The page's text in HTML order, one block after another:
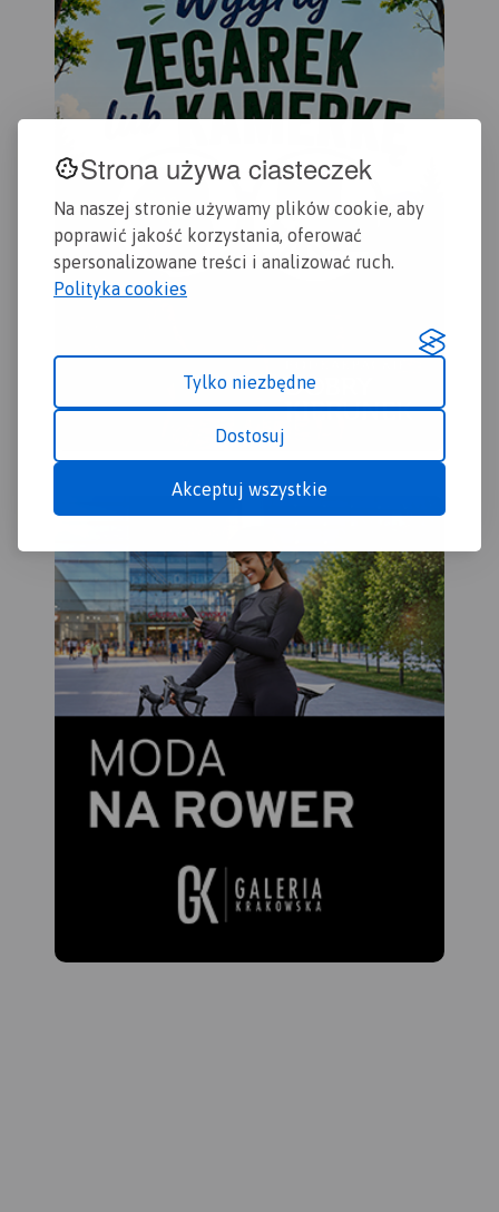
Strona używa ciasteczek
Na naszej stronie używamy plików cookie, aby
poprawić jakość korzystania, oferować
spersonalizowane treści i analizować ruch.
Polityka cookies
Tylko niezbędne
Dostosuj
Akceptuj wszystkie